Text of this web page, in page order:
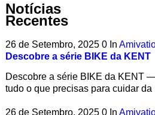
Notícias
Recentes
26 de Setembro, 2025 0 In
Descobre a série BIKE da KENT
Descobre a série BIKE da KENT
tudo o que precisas para cuidar da
26 de Setembro, 2025 0 In